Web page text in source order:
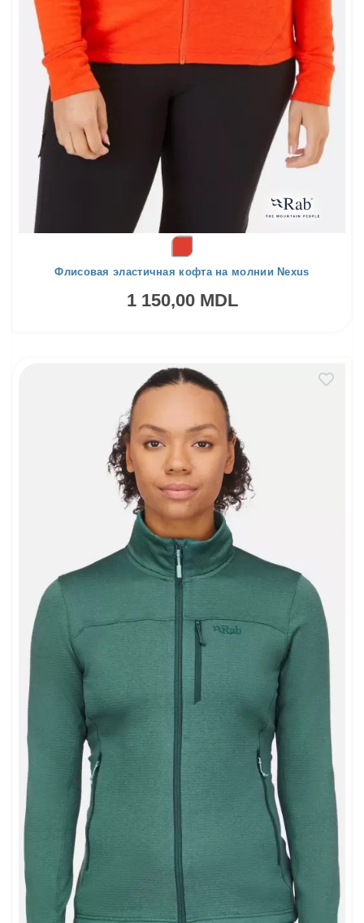
Флисовая эластичная кофта на молнии Nexus
1 150,00 MDL